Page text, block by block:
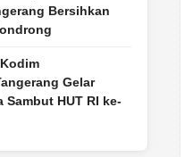
Bersihkan
Gelar
Sambut HUT RI ke-